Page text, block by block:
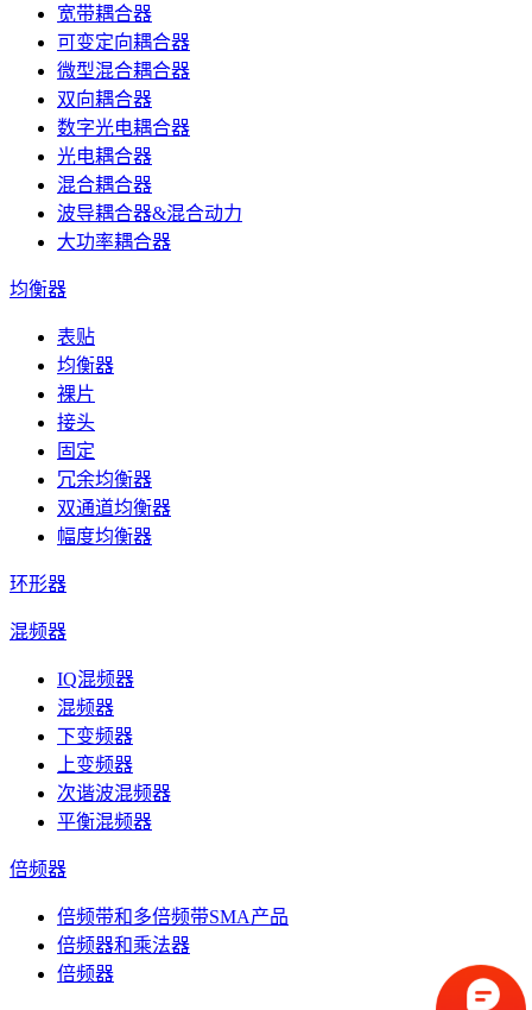
宽带耦合器
可变定向耦合器
微型混合耦合器
双向耦合器
数字光电耦合器
光电耦合器
混合耦合器
波导耦合器&混合动力
大功率耦合器
均衡器
表贴
均衡器
裸片
接头
固定
冗余均衡器
双通道均衡器
幅度均衡器
环形器
混频器
IQ混频器
混频器
下变频器
上变频器
次谐波混频器
平衡混频器
倍频器
倍频带和多倍频带SMA产品
倍频器和乘法器
倍频器